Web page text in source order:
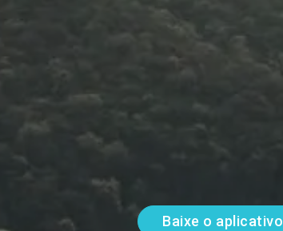
Baixe o aplicativo